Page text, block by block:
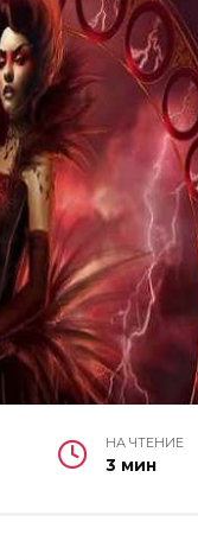
НА ЧТЕНИЕ
3 мин